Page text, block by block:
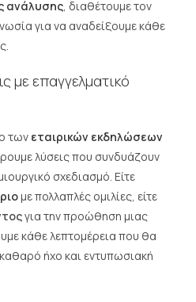
ανάλυσης, διαθέτουμε τον
για να αναδείξουμε κάθε
με επαγγελματικό
των εταιρικών εκδηλώσεων
λύσεις που συνδυάζουν
σχεδιασμό. Είτε
με πολλαπλές ομιλίες, είτε
για την προώθηση μιας
κάθε λεπτομέρεια που θα
ήχο και εντυπωσιακή